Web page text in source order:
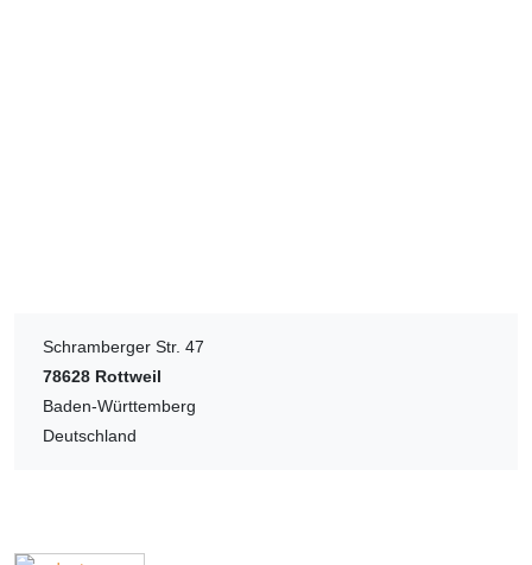
Schramberger Str. 47
78628 Rottweil
Baden-Württemberg
Deutschland